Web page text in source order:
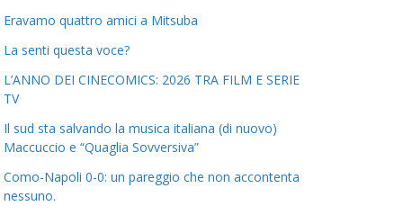
Eravamo quattro amici a Mitsuba
La senti questa voce?
L’ANNO DEI CINECOMICS: 2026 TRA FILM E SERIE
TV
Il sud sta salvando la musica italiana (di nuovo)
Maccuccio e “Quaglia Sovversiva”
Como-Napoli 0-0: un pareggio che non accontenta
nessuno.